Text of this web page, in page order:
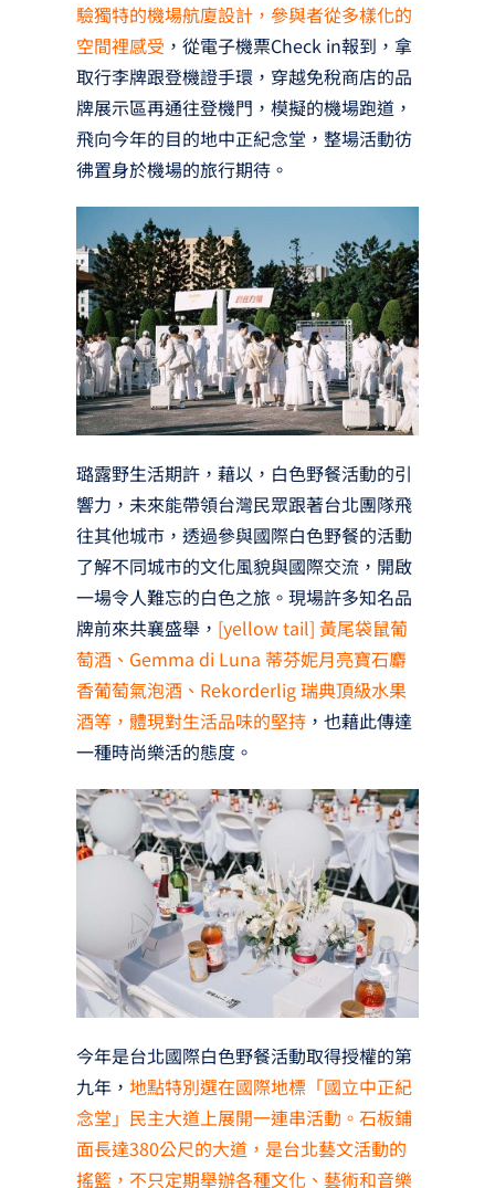
驗獨特的機場航廈設計，參與者從多樣化的
空間裡感受 ，從電子機票Check in報到，拿
取行李牌跟登機證手環，穿越免稅商店的品
牌展示區再通往登機門，模擬的機場跑道，
飛向今年的目的地中正紀念堂，整場活動彷
彿置身於機場的旅行期待。
璐露野生活期許，藉以，白色野餐活動的引
響力，未來能帶領台灣民眾跟著台北團隊飛
往其他城市，透過參與國際白色野餐的活動
了解不同城市的文化風貌與國際交流，開啟
一場令人難忘的白色之旅。現場許多知名品
牌前來共襄盛舉， [yellow tail] 黃尾袋鼠葡
萄酒、Gemma di Luna 蒂芬妮月亮寶石麝
香葡萄氣泡酒、Rekorderlig 瑞典頂級水果
酒等，體現對生活品味的堅持，也藉此傳達
一種時尚樂活的態度。
今年是台北國際白色野餐活動取得授權的第
九年， 地點特別選在國際地標「國立中正紀
念堂」民主大道上展開一連串活動。石板鋪
面長達380公尺的大道，是台北藝文活動的
搖籃，不只定期舉辦各種文化、藝術和音樂